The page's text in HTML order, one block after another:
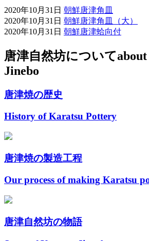
2020年10月31日 朝鮮唐津角皿
2020年10月31日 朝鮮唐津角皿（大）
2020年10月31日 朝鮮唐津蛤向付
唐津自然坊について
Jinebo
唐津焼の歴史
History of Karatsu Pottery
唐津焼の製造工程
Our process of making Karatsu
唐津自然坊の物語